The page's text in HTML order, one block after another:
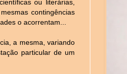
ou literárias,
contingências
o acorrentam...
a mesma, variando
particular de um